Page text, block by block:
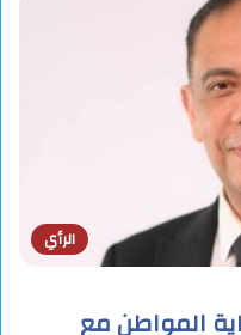
الرأي
المواطن مع